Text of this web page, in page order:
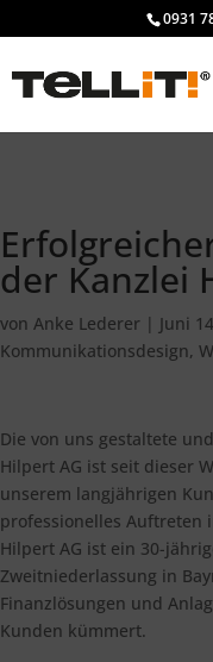
#################0931
der Kanzlei
von Anke Lederer | Juni
Kommunikationsdesign,
Die von uns gestaltete
Hilpert AG ist seit dieser
unserem langjährigen
professionelles Auftreten
Hilpert AG ist ein 30-
Zweitniederlassung in
Finanzlösungen und
Kunden kümmert.